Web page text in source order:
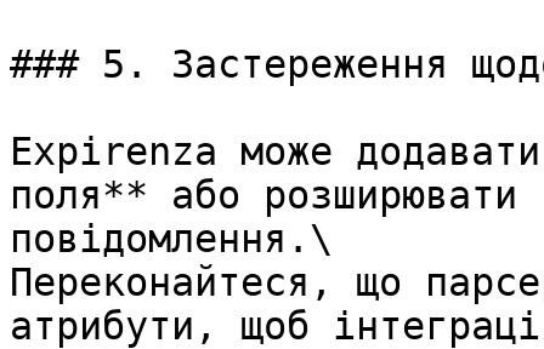
### 5. Застереження
Expirenza може
поля** або розширювати
повідомлення.\
Переконайтеся, що
атрибути, щоб